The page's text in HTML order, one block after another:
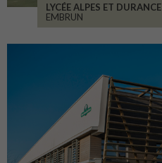
LYCÉE ALPES ET DURANCE
EMBRUN